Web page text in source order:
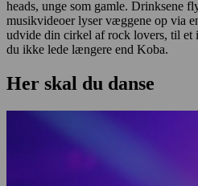
heads, unge som gamle. Drinksene
musikvideoer lyser væggene op via
udvide din cirkel af rock lovers, til et
du ikke lede længere end Koba.
Her skal du danse